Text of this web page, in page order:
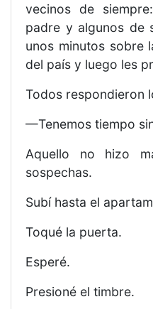
vecinos de
padre y algunos de
unos minutos sobre
del país y luego les
Todos respondieron
—Tenemos tiempo
Aquello no hizo
sospechas.
Subí hasta el
Toqué la puerta.
Esperé.
Presioné el timbre.